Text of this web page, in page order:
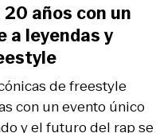
de freestyle
con un evento único
y el futuro del rap se
años con un
a leyendas y